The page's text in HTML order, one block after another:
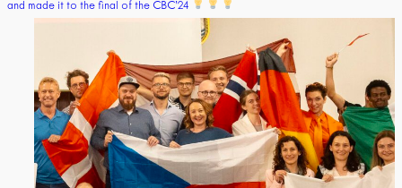
and made it to the final of the CBC’24